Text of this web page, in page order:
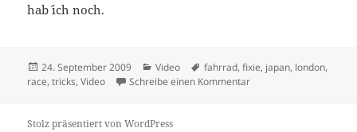
hab´ ich noch.
Veröffentlicht
am
24. September 2009 Kategorien
Video Schlagwörter
fahrrad,fixie, japan, london,
race,tricks,Video Schreibe einen Kommentarzu Bike Messenger
Stolz präsentiert von WordPress